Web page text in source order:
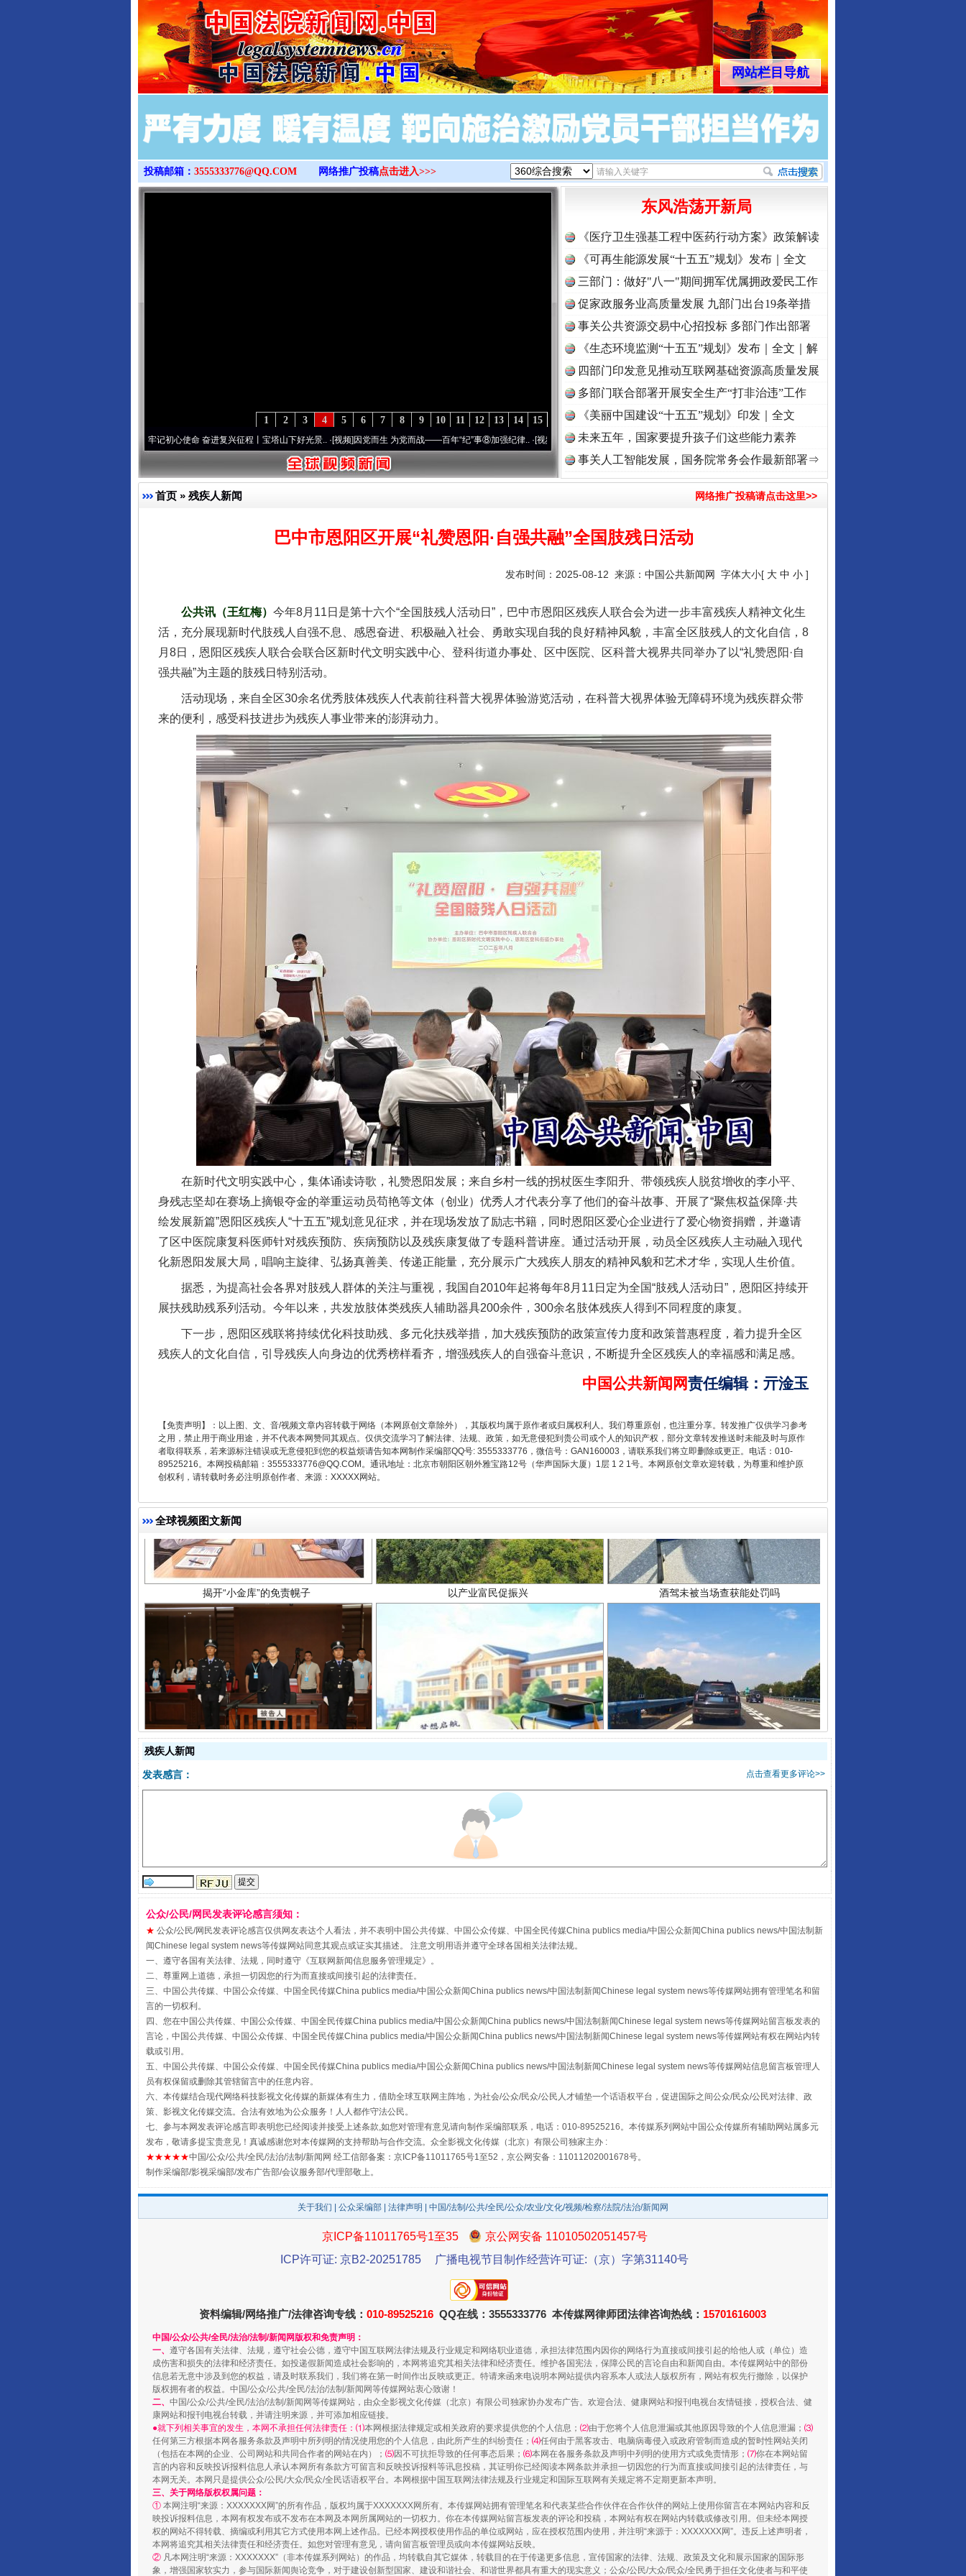
>
网站栏目导航
投稿邮箱： 3555333776@QQ.COM 网络推广投稿点击进入>>>
15
14
13
12
11
10
9
8
7
6
5
4
3
2
1
牢记初心使命 奋进复兴征程丨宝塔山下好光景..·[视频]因党而生 为党而战——百年“纪”事⑧加强纪律..·[视频]牢记初心使命 奋进复兴征程丨“转折之城”激荡..·[视频] 牢记初心使命 奋进复兴征程丨红船起航处 潮起..
东风浩荡开新局
《医疗卫生强基工程中医药行动方案》政策解读
《可再生能源发展“十五五”规划》发布｜全文
三部门：做好"八一"期间拥军优属拥政爱民工作
促家政服务业高质量发展 九部门出台19条举措
事关公共资源交易中心招投标 多部门作出部署
《生态环境监测“十五五”规划》发布｜全文｜解
读
四部门印发意见推动互联网基础资源高质量发展
多部门联合部署开展安全生产“打非治违”工作
《美丽中国建设“十五五”规划》印发｜全文
未来五年，国家要提升孩子们这些能力素养
事关人工智能发展，国务院常务会作最新部署⇒
首页 » 残疾人新闻 网络推广投稿请点击这里>>
巴中市恩阳区开展“礼赞恩阳·自强共融”全国肢残日活动
发布时间：2025-08-12 来源： 中国公共新闻网 字体大小[ 大 中 小 ]
公共讯（王红梅） 今年8月11日是第十六个“全国肢残人活动日”，巴中市恩阳区残疾人联合会为进一步丰富残疾人精神文化生
活，充分展现新时代肢残人自强不息、感恩奋进、积极融入社会、勇敢实现自我的良好精神风貌，丰富全区肢残人的文化自信，8
月8日，恩阳区残疾人联合会联合区新时代文明实践中心、登科街道办事处、区中医院、区科普大视界共同举办了以“礼赞恩阳·自
强共融”为主题的肢残日特别活动。
活动现场，来自全区30余名优秀肢体残疾人代表前往科普大视界体验游览活动，在科普大视界体验无障碍环境为残疾群众带
来的便利，感受科技进步为残疾人事业带来的澎湃动力。
在新时代文明实践中心，集体诵读诗歌，礼赞恩阳发展；来自乡村一线的拐杖医生李阳升、带领残疾人脱贫增收的李小平、
身残志坚却在赛场上摘银夺金的举重运动员苟艳等文体（创业）优秀人才代表分享了他们的奋斗故事、开展了“聚焦权益保障·共
绘发展新篇”恩阳区残疾人“十五五”规划意见征求，并在现场发放了励志书籍，同时恩阳区爱心企业进行了爱心物资捐赠，并邀请
了区中医院康复科医师针对残疾预防、疾病预防以及残疾康复做了专题科普讲座。通过活动开展，动员全区残疾人主动融入现代
化新恩阳发展大局，唱响主旋律、弘扬真善美、传递正能量，充分展示广大残疾人朋友的精神风貌和艺术才华，实现人生价值。
据悉，为提高社会各界对肢残人群体的关注与重视，我国自2010年起将每年8月11日定为全国“肢残人活动日”，恩阳区持续开
展扶残助残系列活动。今年以来，共发放肢体类残疾人辅助器具200余件，300余名肢体残疾人得到不同程度的康复。
下一步，恩阳区残联将持续优化科技助残、多元化扶残举措，加大残疾预防的政策宣传力度和政策普惠程度，着力提升全区
残疾人的文化自信，引导残疾人向身边的优秀榜样看齐，增强残疾人的自强奋斗意识，不断提升全区残疾人的幸福感和满足感。
中国公共新闻网责任编辑： 亓淦玉
【免责声明】：以上图、文、音/视频文章内容转载于网络（本网原创文章除外），其版权均属于原作者或归属权利人。我们尊重原创，也注重分享。转发推广仅供学习参考
之用，禁止用于商业用途，并不代表本网赞同其观点。仅供交流学习了解法律、法规、政策，如无意侵犯到贵公司或个人的知识产权，部分文章转发推送时未能及时与原作
者取得联系，若来源标注错误或无意侵犯到您的权益烦请告知本网制作采编部QQ号: 3555333776，微信号：GAN160003，请联系我们将立即删除或更正。电话：010-
89525216。本网投稿邮箱：3555333776@QQ.COM。通讯地址：北京市朝阳区朝外雅宝路12号（华声国际大厦）1层 1 2 1号。本网原创文章欢迎转载，为尊重和维护原
创权利，请转载时务必注明原创作者、来源：XXXXX网站。
全球视频图文新闻
完善运行机制助力责任有效落实 一纸欠条伤亲情 巡回调解促和解..
东山县通报“牛蛙产品抗生素超标问题” 法徽映军营 权益有保障 让核能赋能千行百业
揭开“小金库”的免责幌子
受贿1.44亿！段成刚被判无期 从幼儿园到大学，有这些资助 “后车司机肯定在骂我”
全民健身五年计划来了！等你上场 事关残疾人未来5年 让传统村落焕发生机
阿坝州三大球赛在茂县开幕
扯下公款旅游的“隐身衣” 如何以同查同治破解风腐交织难题 养老服务师职业资格制度暂行规定
残疾人新闻
点击查看更多评论>>
发表感言：
公众/公民/网民发表评论感言须知：
★ 公众/公民/网民发表评论感言仅供网友表达个人看法，并不表明中国公共传媒、中国公众传媒、中国全民传媒China publics media/中国公众新闻China publics news/中国法制新
闻Chinese legal system news等传媒网站同意其观点或证实其描述。 注意文明用语并遵守全球各国相关法律法规。
一、遵守各国有关法律、法规，同时遵守《互联网新闻信息服务管理规定》。
二、尊重网上道德，承担一切因您的行为而直接或间接引起的法律责任。
三、中国公共传媒、中国公众传媒、中国全民传媒China publics media/中国公众新闻China publics news/中国法制新闻Chinese legal system news等传媒网站拥有管理笔名和留
言的一切权利。
四、您在中国公共传媒、中国公众传媒、中国全民传媒China publics media/中国公众新闻China publics news/中国法制新闻Chinese legal system news等传媒网站留言板发表的
言论，中国公共传媒、中国公众传媒、中国全民传媒China publics media/中国公众新闻China publics news/中国法制新闻Chinese legal system news等传媒网站有权在网站内转
载或引用。
五、中国公共传媒、中国公众传媒、中国全民传媒China publics media/中国公众新闻China publics news/中国法制新闻Chinese legal system news等传媒网站信息留言板管理人
员有权保留或删除其管辖留言中的任意内容。
六、本传媒结合现代网络科技影视文化传媒的新媒体有生力，借助全球互联网主阵地，为社会/公众/民众/公民人才铺垫一个话语权平台，促进国际之间公众/民众/公民对法律、政
策、影视文化传媒交流。合法有效地为公众服务！人人都作守法公民。
七、参与本网发表评论感言即表明您已经阅读并接受上述条款,如您对管理有意见请向制作采编部联系，电话：010-89525216。本传媒系列网站中国公众传媒所有辅助网站属多元
发布，敬请多提宝贵意见！真诚感谢您对本传媒网的支持帮助与合作交流。众全影视文化传媒（北京）有限公司独家主办 :
★★★★★中国/公众/公共/全民/法治/法制/新闻网 经工信部备案：京ICP备11011765号1至52，京公网安备：11011202001678号。
制作采编部/影视采编部/发布广告部/会议服务部/代理部敬上。
关于我们 公众采编部 法律声明 | 中国/法制/公共/全民/公众/农业/文化/视频/检察/法院/法治/新闻网
京ICP备11011765号1至35
京公网安备 11010502051457号
ICP许可证: 京B2-20251785
广播电视节目制作经营许可证:（京）字第31140号
资料编辑/网络推广/法律咨询专线： 010-89525216 QQ在线：3555333776 本传媒网律师团法律咨询热线： 15701616003
中国/公众/公共/全民/法治/法制/新闻网版权和免责声明：
一、 遵守各国有关法律、法规，遵守社会公德，遵守中国互联网法律法规及行业规定和网络职业道德，承担法律范围内因你的网络行为直接或间接引起的给他人或（单位）造
成伤害和损失的法律和经济责任。如投递假新闻造成社会影响的，本网将追究其相关法律和经济责任。维护各国宪法，保障公民的言论自由和新闻自由。本传媒网站中的部份
信息若无意中涉及到您的权益，请及时联系我们，我们将在第一时间作出反映或更正。特请来函来电说明本网站提供内容系本人或法人版权所有，网站有权先行撤除，以保护
版权拥有者的权益。中国/公众/公共/全民/法治/法制/新闻网等传媒网站衷心致谢！
二、 中国/公众/公共/全民/法治/法制/新闻网等传媒网站，由众全影视文化传媒（北京）有限公司独家协办发布广告。欢迎合法、健康网站和报刊电视台友情链接，授权合法、健
康网站和报刊电视台转载，并请注明来源，并可添加相应链接。
●就下列相关事宜的发生，本网不承担任何法律责任：⑴本网根据法律规定或相关政府的要求提供您的个人信息； ⑵由于您将个人信息泄漏或其他原因导致的个人信息泄漏； ⑶
任何第三方根据本网各服务条款及声明中所列明的情况使用您的个人信息，由此所产生的纠纷责任； ⑷任何由于黑客攻击、电脑病毒侵入或政府管制而造成的暂时性网站关闭
（包括在本网的企业、公司网站和共同合作者的网站在内）； ⑸因不可抗拒导致的任何事态后果； ⑹本网在各服务条款及声明中列明的使用方式或免责情形； ⑺你在本网站留
言的内容和反映投诉报料信息人承认本网所有条款方可留言和反映投诉报料等讯息投稿，其证明你已经阅读本网条款并承担一切因您的行为而直接或间接引起的法律责任，与
本网无关。本网只是提供公众/公民/大众/民众/全民话语权平台。本网根据中国互联网法律法规及行业规定和国际互联网有关规定将不定期更新本声明。
三、关于网络版权权属问题：
① 本网注明“来源：XXXXXXX网”的所有作品，版权均属于XXXXXXX网所有。本传媒网站拥有管理笔名和代表某些合作伙伴在合作伙伴的网站上使用你留言在本网站内容和反
映投诉报料信息，本网有权发布或不发布在本网及本网所属网站的一切权力。你在本传媒网站留言板发表的评论和投稿，本网站有权在网站内转载或修改引用。但未经本网授
权的网站不得转载、摘编或利用其它方式使用本网上述作品。已经本网授权使用作品的单位或网站，应在授权范围内使用，并注明“来源于：XXXXXXX网”。违反上述声明者，
本网将追究其相关法律责任和经济责任。如您对管理有意见，请向留言板管理员或向本传媒网站反映。
② 凡本网注明“来源：XXXXXXX”（非本传媒系列网站）的作品，均转载自其它媒体，转载目的在于传递更多信息，宣传国家的法律、法规、政策及文化和展示国家的国际形
象，增强国家软实力，参与国际新闻舆论竞争，对于建设创新型国家、建设和谐社会、和谐世界都具有重大的现实意义；公众/公民/大众/民众/全民勇于担任文化使者与和平使